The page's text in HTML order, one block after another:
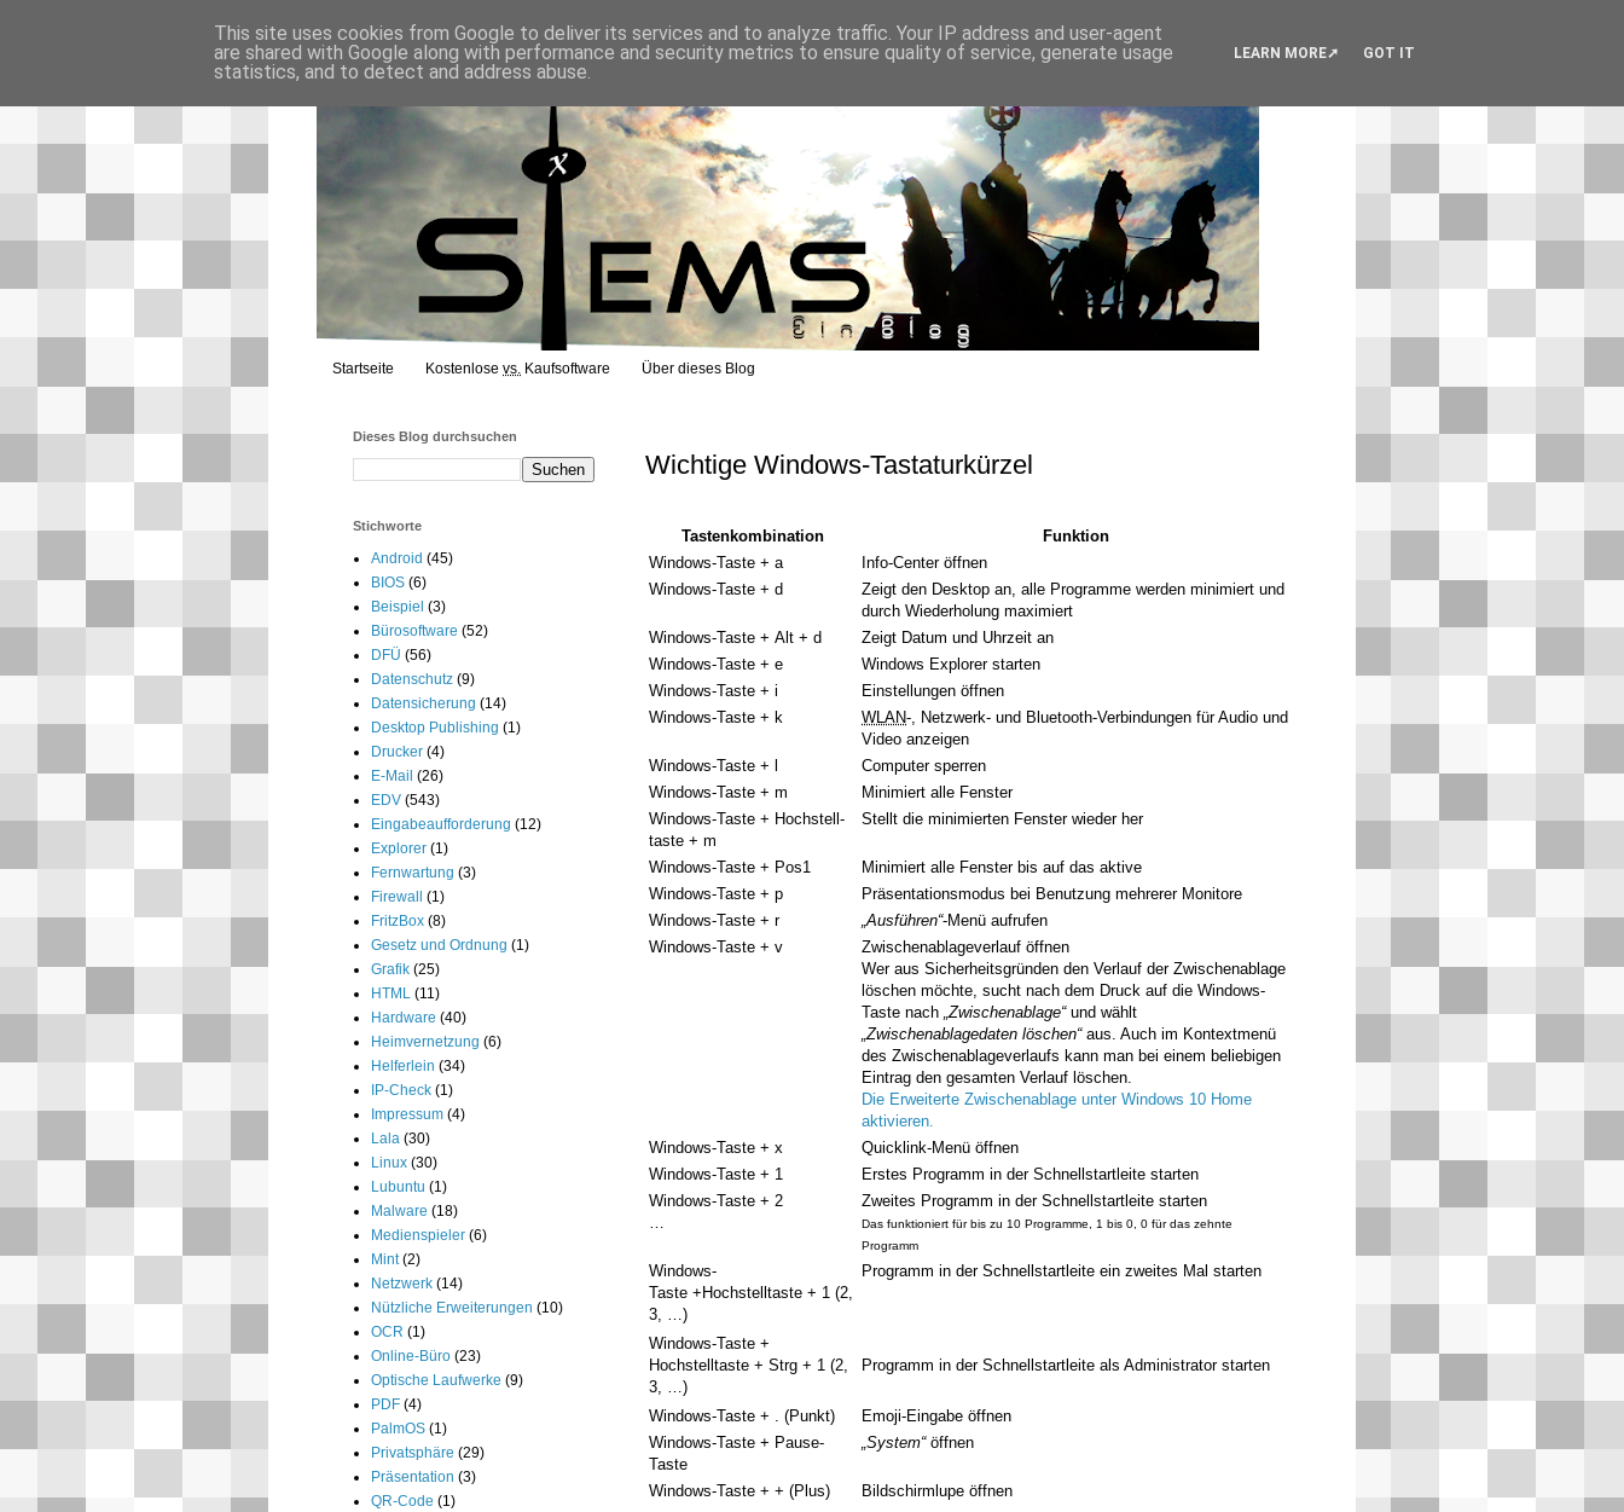
Startseite Kostenlose vs. Kaufsoftware Über dieses Blog
Wichtige Windows-Tastaturkürzel
Tasten­kombi­nation
Funktion
Windows-Taste + a
Info-Center öffnen
Windows-Taste + d
Zeigt den Desktop an, alle Programme werden minimiert und
durch Wiederholung maximiert
Windows-Taste + Alt + d
Zeigt Datum und Uhrzeit an
Windows-Taste + e
Windows Explorer starten
Windows-Taste + i
Einstellungen öffnen
Windows-Taste + k
WLAN-, Netzwerk- und Bluetooth-Verbindungen für Audio und
Video anzeigen
Windows-Taste + l
Computer sperren
Windows-Taste + m
Minimiert alle Fenster
Windows-Taste + Hochstell­
taste + m
Stellt die minimierten Fenster wieder her
Windows-Taste + Pos1
Minimiert alle Fenster bis auf das aktive
Windows-Taste + p
Präsentationsmodus bei Benutzung mehrerer Monitore
Windows-Taste + r
„Ausführen“-Menü aufrufen
Windows-Taste + v
Zwischenablageverlauf öffnen
Wer aus Sicherheitsgründen den Verlauf der Zwischenablage
löschen möchte, sucht nach dem Druck auf die Windows-
Taste nach „Zwischenablage“und wählt
„Zwischenablagedaten löschen“aus. Auch im Kontextmenü
des Zwischenablageverlaufs kann man bei einem beliebigen
Eintrag den gesamten Verlauf löschen.
Die Erweiterte Zwischenablage unter Windows 10 Home
aktivieren.
Windows-Taste + x
Quicklink-Menü öffnen
Windows-Taste + 1
Erstes Programm in der Schnellstartleite starten
Windows-Taste + 2
…
Zweites Programm in der Schnellstartleite starten
Das funktioniert für bis zu 10 Programme, 1 bis 0, 0 für das zehnte
Programm
Windows-
Taste +Hochstelltaste + 1 (2,
3, …)
Programm in der Schnellstartleite ein zweites Mal starten
Windows-Taste +
Hochstelltaste + Strg + 1 (2,
3, …)
Programm in der Schnellstartleite als Administrator starten
Windows-Taste + . (Punkt)
Emoji-Eingabe öffnen
Windows-Taste + Pause-
Taste
„System“öffnen
Windows-Taste + + (Plus) Bildschirmlupe öffnen
Dieses Blog durchsuchen
Stichworte
Android (45)
BIOS (6)
Beispiel (3)
Bürosoftware (52)
DFÜ (56)
Datenschutz (9)
Datensicherung (14)
Desktop Publishing (1)
Drucker (4)
E-Mail (26)
EDV (543)
Eingabeaufforderung (12)
Explorer (1)
Fernwartung (3)
Firewall
(1)
FritzBox (8)
Gesetz und Ordnung (1)
Grafik (25)
HTML (11)
Hardware (40)
Heimvernetzung (6)
Helferlein (34)
IP-Check (1)
Impressum (4)
Lala (30)
Linux (30)
Lubuntu (1)
Malware (18)
Medienspieler (6)
Mint (2)
Netzwerk (14)
Nützliche Erweiterungen (10)
OCR (1)
Online-Büro (23)
Optische Laufwerke (9)
PDF (4)
PalmOS (1)
Privatsphäre (29)
Präsentation (3)
QR-Code (1)
This site uses cookies from Google to deliver its services and to analyze traffic. Your IP address and user-agent
are shared with Google along with performance and security metrics to ensure quality of service, generate usage
statistics, and to detect and address abuse.
LEARN MORE GOT IT